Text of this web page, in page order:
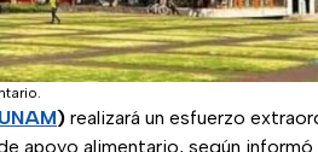
UNAM) realizará un esfuerzo
apoyo alimentario, según